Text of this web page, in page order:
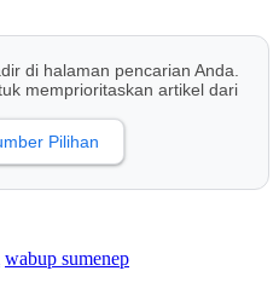
di halaman pencarian Anda.
memprioritaskan artikel dari
Pilihan
wabup sumenep